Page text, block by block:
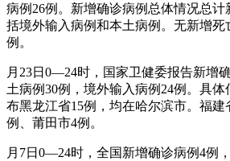
病例26例。新增确诊病例总体情况总计
括境外输入病例和本土病例。无新增死
例。
月23日0—24时，国家卫健委报告新增
土病例30例，境外输入病例24例。具
布黑龙江省15例，均在哈尔滨市。福建
例、莆田市4例。
月7日0—24时，全国新增确诊病例4例